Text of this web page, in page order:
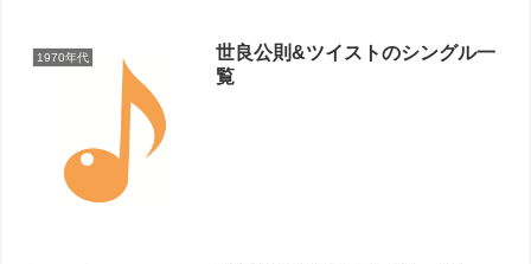
1970年代
世良公則&ツイストのシングル一
覧